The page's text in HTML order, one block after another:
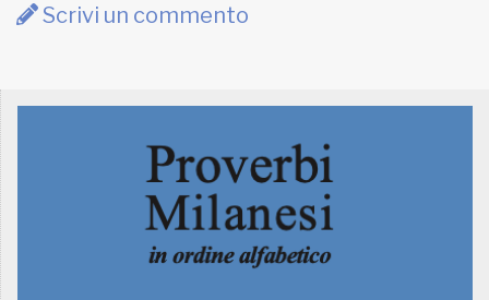
Scrivi un commento